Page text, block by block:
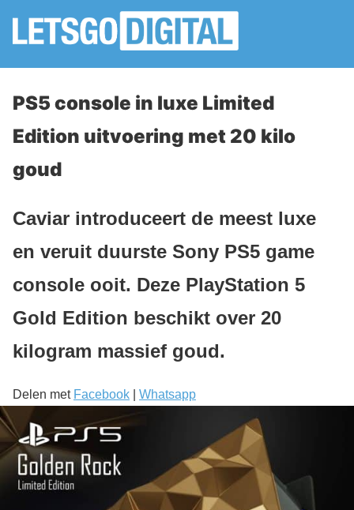
PS5 console in luxe Limited
Edition uitvoering met 20 kilo
goud
Caviar introduceert de meest luxe
en veruit duurste Sony PS5 game
console ooit. Deze PlayStation 5
Gold Edition beschikt over 20
kilogram massief goud.
Delen met Facebook Whatsapp